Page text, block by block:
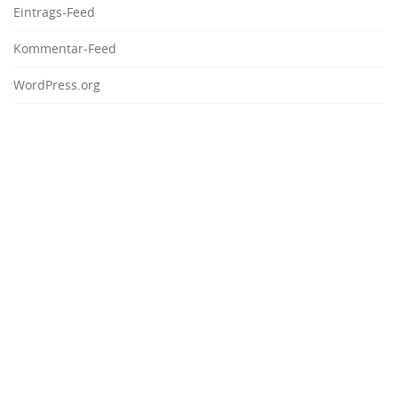
Eintrags-Feed
Kommentar-Feed
WordPress.org